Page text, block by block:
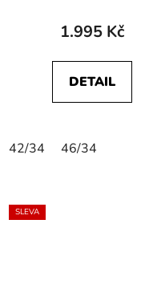
1.995 Kč
DETAIL
42/34 46/34
SLEVA